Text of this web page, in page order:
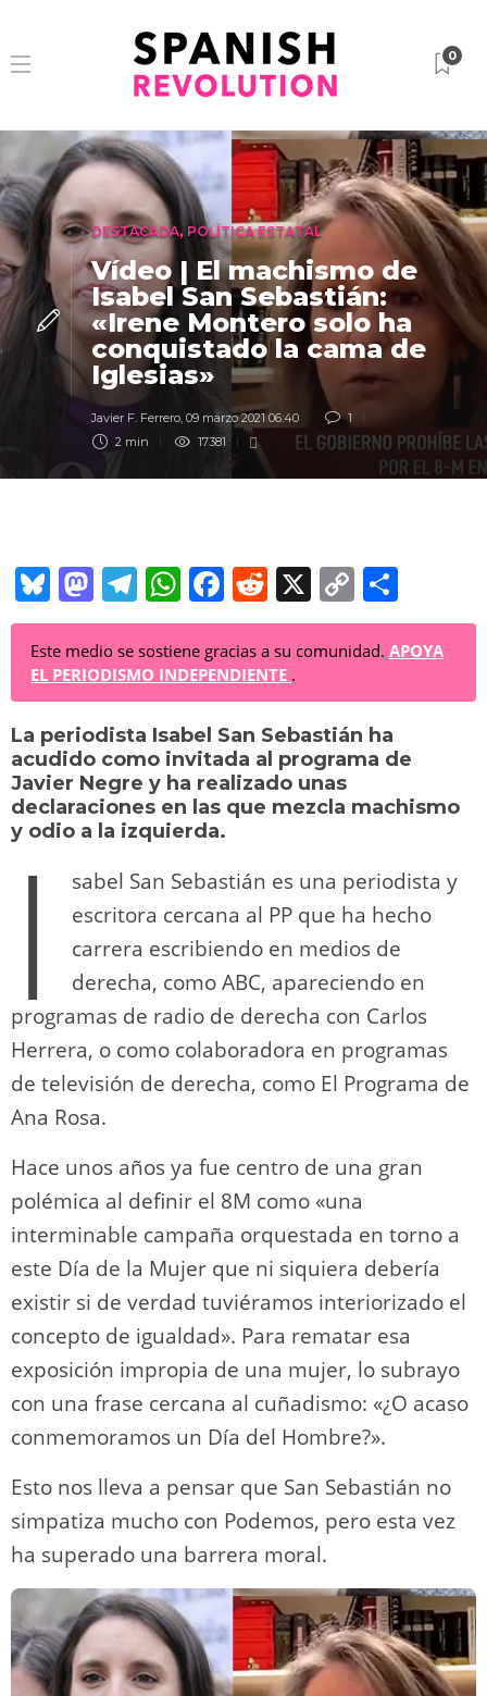
0
DESTACADA, POLÍTICA ESTATAL
Vídeo | El machismo de
Isabel San Sebastián:
«Irene Montero solo ha
conquistado la cama de
Iglesias»
Javier F. Ferrero, 09 marzo 2021 06:40
1
2 min
17381
Bl
u
e
sk
y
M
a
st
o
d
o
n
T
el
e
gr
a
m
W
h
at
s
A
p
p
F
a
c
e
b
o
o
k
R
e
d
di
t
X
C
o
p
y
Li
n
k
o
m
p
tir
Este medio se sostiene gracias a su comunidad. APOYA
EL PERIODISMO INDEPENDIENTE .
La periodista Isabel San Sebastián ha
acudido como invitada al programa de
Javier Negre y ha realizado unas
declaraciones en las que mezcla machismo
y odio a la izquierda.
I
sabel San Sebastián es una periodista y
escritora cercana al PP que ha hecho
carrera escribiendo en medios de
derecha, como ABC, apareciendo en
programas de radio de derecha con Carlos
Herrera, o como colaboradora en programas
de televisión de derecha, como El Programa de
Ana Rosa.
Hace unos años ya fue centro de una gran
polémica al definir el 8M como «una
interminable campaña orquestada en torno a
este Día de la Mujer que ni siquiera debería
existir si de verdad tuviéramos interiorizado el
concepto de igualdad». Para rematar esa
exposición impropia de una mujer, lo subrayo
con una frase cercana al cuñadismo: «¿O acaso
conmemoramos un Día del Hombre?».
Esto nos lleva a pensar que San Sebastián no
simpatiza mucho con Podemos, pero esta vez
ha superado una barrera moral.